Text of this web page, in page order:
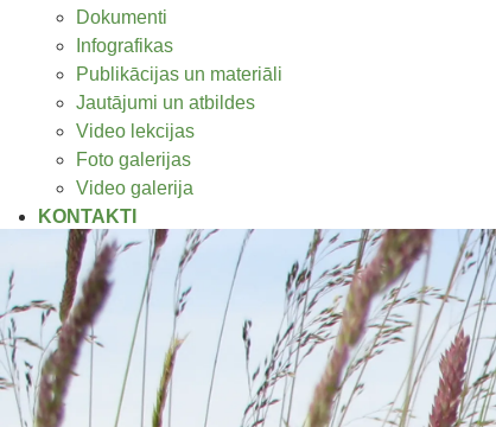
Dokumenti
Infografikas
Publikācijas un materiāli
Jautājumi un atbildes
Video lekcijas
Foto galerijas
Video galerija
KONTAKTI